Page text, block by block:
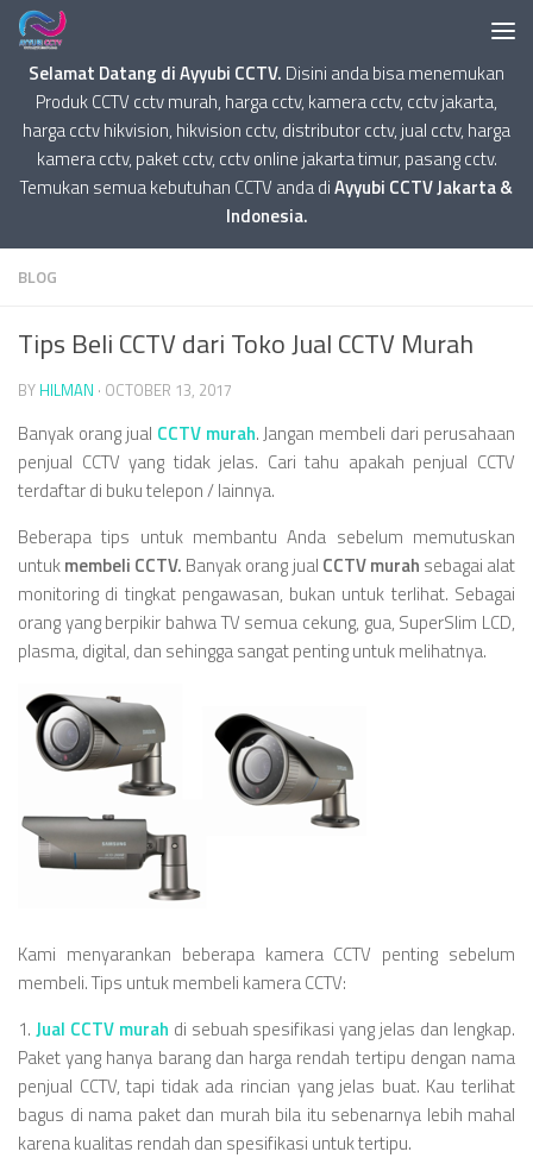
Selamat Datang di Ayyubi CCTV. Disini anda bisa menemukan
Produk CCTV cctv murah, harga cctv, kamera cctv, cctv jakarta,
harga cctv hikvision, hikvision cctv, distributor cctv, jual cctv, harga
kamera cctv, paket cctv, cctv online jakarta timur, pasang cctv.
Temukan semua kebutuhan CCTV anda diAyyubi CCTV Jakarta &
Indonesia.
BLOG
Tips Beli CCTV dari Toko Jual CCTV Murah
BY HILMAN · OCTOBER 13, 2017
Banyak orang jual CCTV murah. Jangan membeli dari perusahaan
penjual CCTV yang tidak jelas. Cari tahu apakah penjual CCTV
terdaftar di buku telepon / lainnya.
Beberapa tips untuk membantu Anda sebelum memutuskan
untukmembeli CCTV. Banyak orang jual CCTV murah sebagai alat
monitoring di tingkat pengawasan, bukan untuk terlihat. Sebagai
orang yang berpikir bahwa TV semua cekung, gua, SuperSlim LCD,
plasma, digital, dan sehingga sangat penting untuk melihatnya.
Kami menyarankan beberapa kamera CCTV penting sebelum
membeli. Tips untuk membeli kamera CCTV:
1. Jual CCTV murah di sebuah spesifikasi yang jelas dan lengkap.
Paket yang hanya barang dan harga rendah tertipu dengan nama
penjual CCTV, tapi tidak ada rincian yang jelas buat. Kau terlihat
bagus di nama paket dan murah bila itu sebenarnya lebih mahal
karena kualitas rendah dan spesifikasi untuk tertipu.